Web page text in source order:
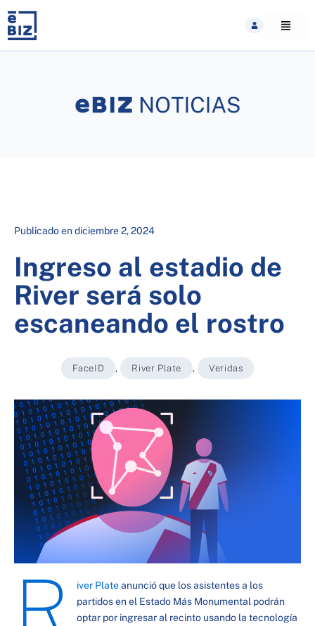
content
Publicado endiciembre 2, 2024
Ingreso al estadio de
River será solo
escaneando el rostro
FaceID , River Plate , Veridas
iver Plateanunció que los asistentes a los
partidos en el Estado Más Monumental podrán
optar por ingresar al recinto usando la tecnología